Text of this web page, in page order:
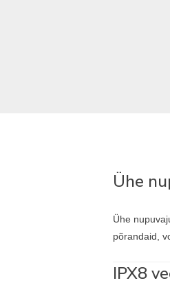
Ühe
Ühe
põrandaid,
IPX8